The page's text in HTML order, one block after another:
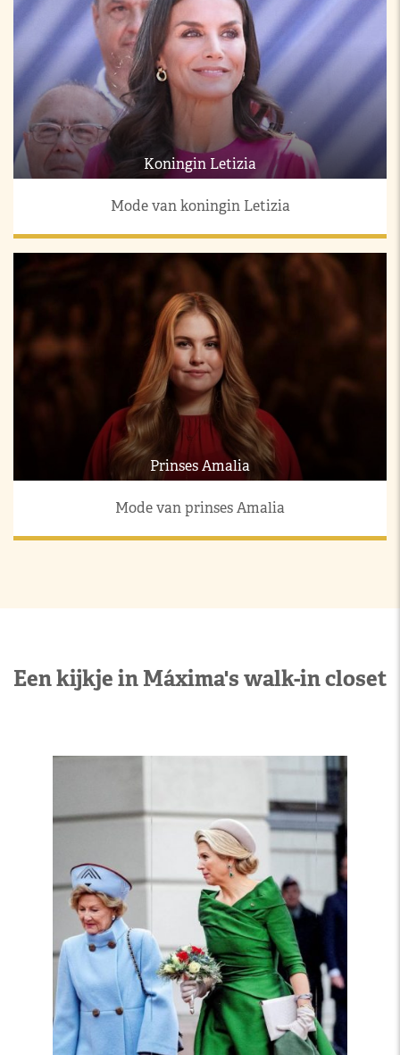
Koningin Letizia
Mode van koningin Letizia
Prinses Amalia
Mode van prinses Amalia
Een kijkje in Máxima's walk-in closet